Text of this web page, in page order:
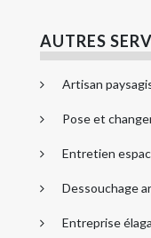
AUTRES
Artisan
Pose et
Entretien
Dessouchage
Entreprise